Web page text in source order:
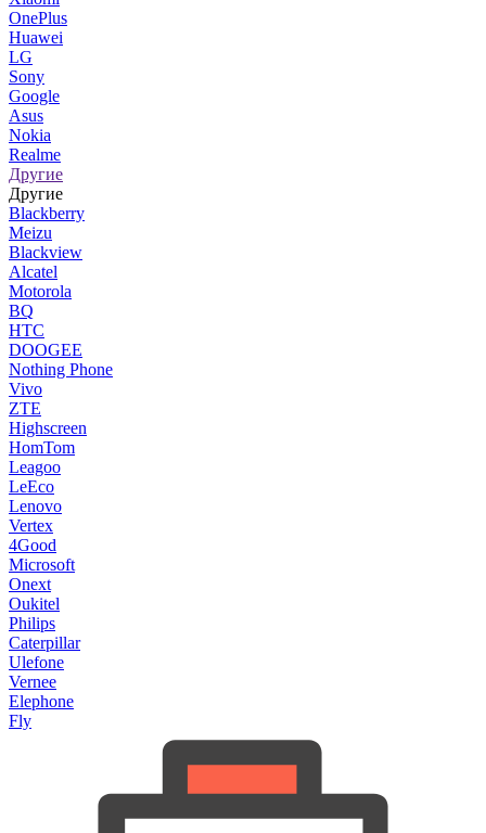
OnePlus
Huawei
LG
Sony
Google
Asus
Nokia
Realme
Другие
Другие
Blackberry
Meizu
Blackview
Alcatel
Motorola
BQ
HTC
DOOGEE
Nothing Phone
Vivo
ZTE
Highscreen
HomTom
Leagoo
LeEco
Lenovo
Vertex
4Good
Microsoft
Onext
Oukitel
Philips
Caterpillar
Ulefone
Vernee
Elephone
Fly